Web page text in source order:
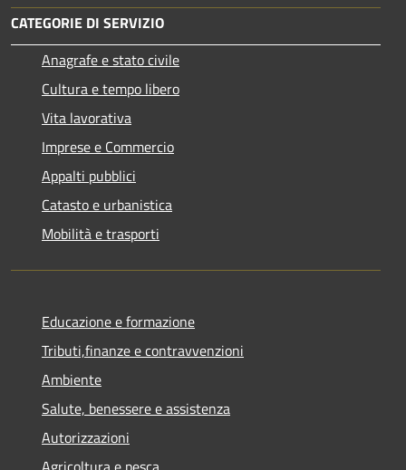
CATEGORIE DI SERVIZIO
Anagrafe e stato civile
Cultura e tempo libero
Vita lavorativa
Imprese e Commercio
Appalti pubblici
Catasto e urbanistica
Mobilità e trasporti
Educazione e formazione
Tributi,finanze e contravvenzioni
Ambiente
Salute, benessere e assistenza
Autorizzazioni